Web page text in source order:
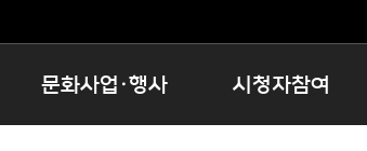
문화사업·행사 시청자참여